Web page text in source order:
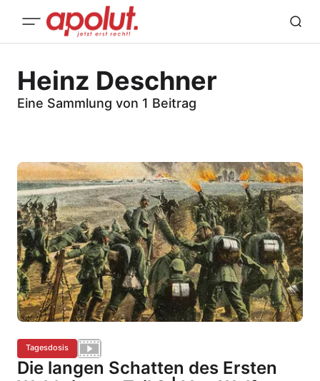
Heinz Deschner
Eine Sammlung von 1 Beitrag
Tagesdosis
Die langen Schatten des Ersten